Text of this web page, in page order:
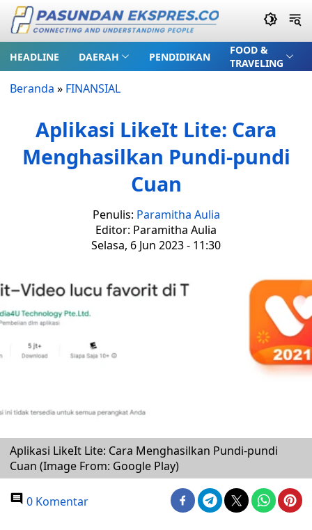
HEADLINE DAERAH PENDIDIKAN
FOOD &
TRAVELING
Beranda » FINANSIAL
Aplikasi LikeIt Lite: Cara
Menghasilkan Pundi-pundi
Cuan
Penulis: Paramitha Aulia
Editor: Paramitha Aulia
Selasa, 6 Jun 2023 - 11:30
Aplikasi LikeIt Lite: Cara Menghasilkan Pundi-pundi
Cuan (Image From: Google Play)
0 Komentar